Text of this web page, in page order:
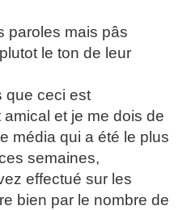
paroles mais pâs
le ton de leur
que ceci est
et je me dois de
média qui a été le plus
semaines,
effectué sur les
bien par le nombre de